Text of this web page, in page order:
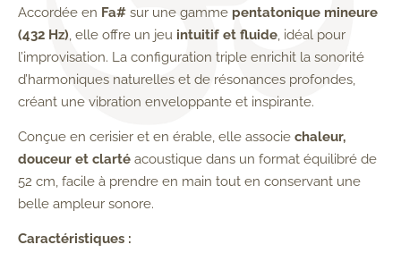
Accordée en Fa# sur une gamme pentatonique mineure
(432 Hz), elle offre un jeu intuitif et fluide, idéal pour
l’improvisation. La configuration triple enrichit la sonorité
d’harmoniques naturelles et de résonances profondes,
créant une vibration enveloppante et inspirante.
Conçue en cerisier et en érable, elle associe chaleur,
douceur et clarté acoustique dans un format équilibré de
52 cm, facile à prendre en main tout en conservant une
belle ampleur sonore.
Caractéristiques :